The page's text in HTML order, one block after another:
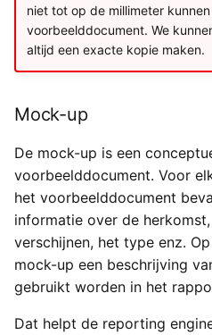
niet tot op de millimeter
voorbeelddocument. We
altijd een exacte kopie maken.
Mock-up
De mock-up is een
voorbeelddocument. Voor
het voorbeelddocument
informatie over de
verschijnen, het type enz.
mock-up een beschrijving
gebruikt worden in het
Dat helpt de reporting